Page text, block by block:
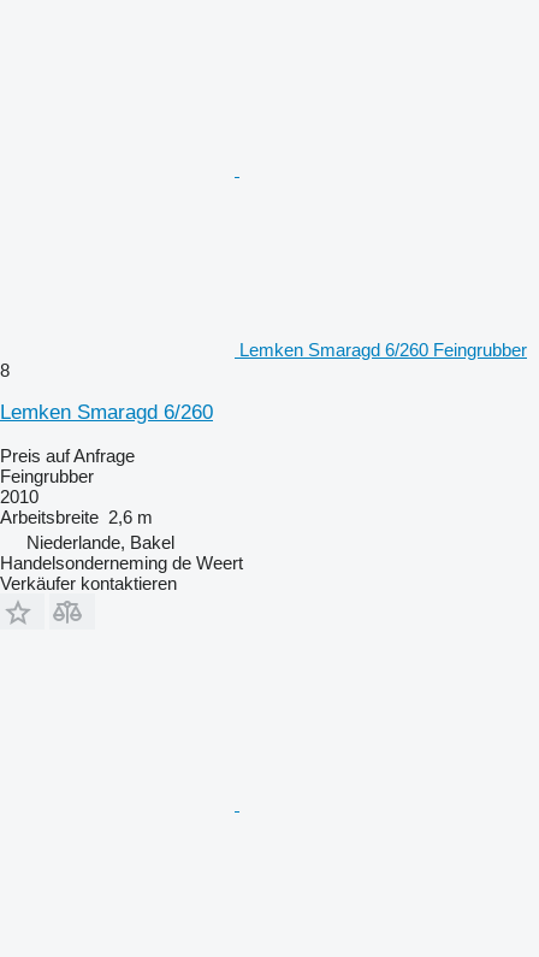
Lemken Smaragd 6/260 Feingrubber
8
Lemken Smaragd 6/260
Preis auf Anfrage
Feingrubber
2010
Arbeitsbreite 2,6 m
Niederlande, Bakel
Handelsonderneming de Weert
Verkäufer kontaktieren